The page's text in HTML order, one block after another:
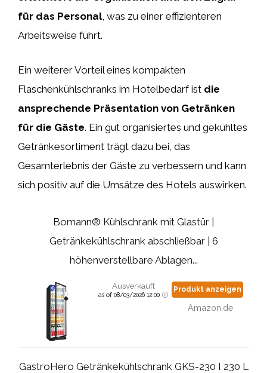
für das Personal, was zu einer effizienteren
Arbeitsweise führt.
Ein weiterer Vorteil eines kompakten
Flaschenkühlschranks im Hotelbedarf ist die
ansprechende Präsentation von Getränken
für die Gäste. Ein gut organisiertes und gekühltes
Getränkesortiment trägt dazu bei, das
Gesamterlebnis der Gäste zu verbessern und kann
sich positiv auf die Umsätze des Hotels auswirken.
Bomann® Kühlschrank mit Glastür |
Getränkekühlschrank abschließbar | 6
höhenverstellbare Ablagen...
Ausverkauft
as of 08/03/2026 12:00
Produkt anzeigen
Amazon.de
GastroHero Getränkekühlschrank GKS-230 I 230 L